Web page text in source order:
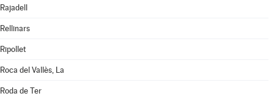
Rajadell
Rellinars
Ripollet
Roca del Vallès, La
Roda de Ter